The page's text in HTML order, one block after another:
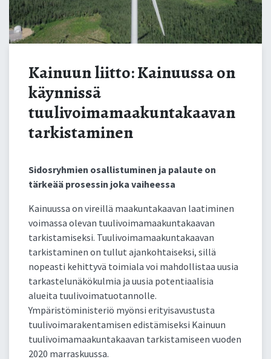
Kainuun liitto: Kainuussa on
käynnissä
tuulivoimamaakuntakaavan
tarkistaminen
Sidosryhmien osallistuminen ja palaute on
tärkeää prosessin joka vaiheessa
Kainuussa on vireillä maakuntakaavan laatiminen
voimassa olevan tuulivoimamaakuntakaavan
tarkistamiseksi. Tuulivoimamaakuntakaavan
tarkistaminen on tullut ajankohtaiseksi, sillä
nopeasti kehittyvä toimiala voi mahdollistaa uusia
tarkastelunäkökulmia ja uusia potentiaalisia
alueita tuulivoimatuotannolle.
Ympäristöministeriö myönsi erityisavustusta
tuulivoimarakentamisen edistämiseksi Kainuun
tuulivoimamaakuntakaavan tarkistamiseen vuoden
2020 marraskuussa.